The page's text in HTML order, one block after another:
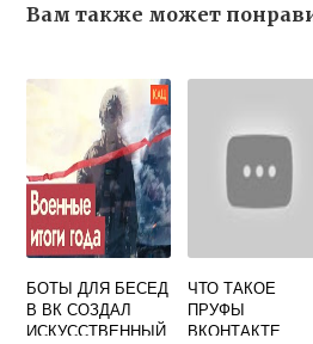
Вам также может
БОТЫ ДЛЯ БЕСЕД
В ВК СОЗДАЛ
ИСКУССТВЕННЫЙ
ЧТО ТАКОЕ
ПРУФЫ
ВКОНТАКТЕ